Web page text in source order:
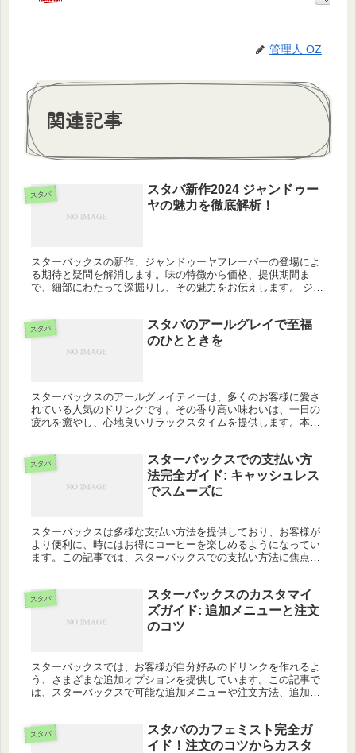
管理人 OZ
関連記事
スタバ
スタバ新作2024 ジャンドゥー
ヤの魅力を徹底解析！
スターバックスの新作、ジャンドゥーヤフレーバーの登場によ
る期待と疑問を解消します。味の特徴から価格、提供期間ま
で、細部にわたって深掘りし、その魅力をお伝えします。 ジャ
スタバ
スタバのアールグレイで至福
のひとときを
スターバックスのアールグレイティーは、多くのお客様に愛さ
れている人気のドリンクです。その香り高い味わいは、一日の
疲れを癒やし、心地良いリラックスタイムを提供します。本記
スタバ
スターバックスでの支払い方
法完全ガイド: キャッシュレス
でスムーズに
スターバックスは多様な支払い方法を提供しており、お客様が
より便利に、時にはお得にコーヒーを楽しめるようになってい
ます。この記事では、スターバックスでの支払い方法に焦点を
スタバ
スターバックスのカスタマイ
ズガイド: 追加メニューと注文
のコツ
スターバックスでは、お客様が自分好みのドリンクを作れるよ
う、さまざまな追加オプションを提供しています。この記事で
は、スターバックスで可能な追加メニューや注文方法、追加料
スタバ
スタバのカフェミスト完全ガ
イド！注文のコツからカスタ